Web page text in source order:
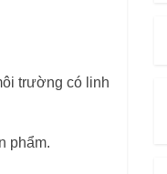
trường có linh
phẩm.